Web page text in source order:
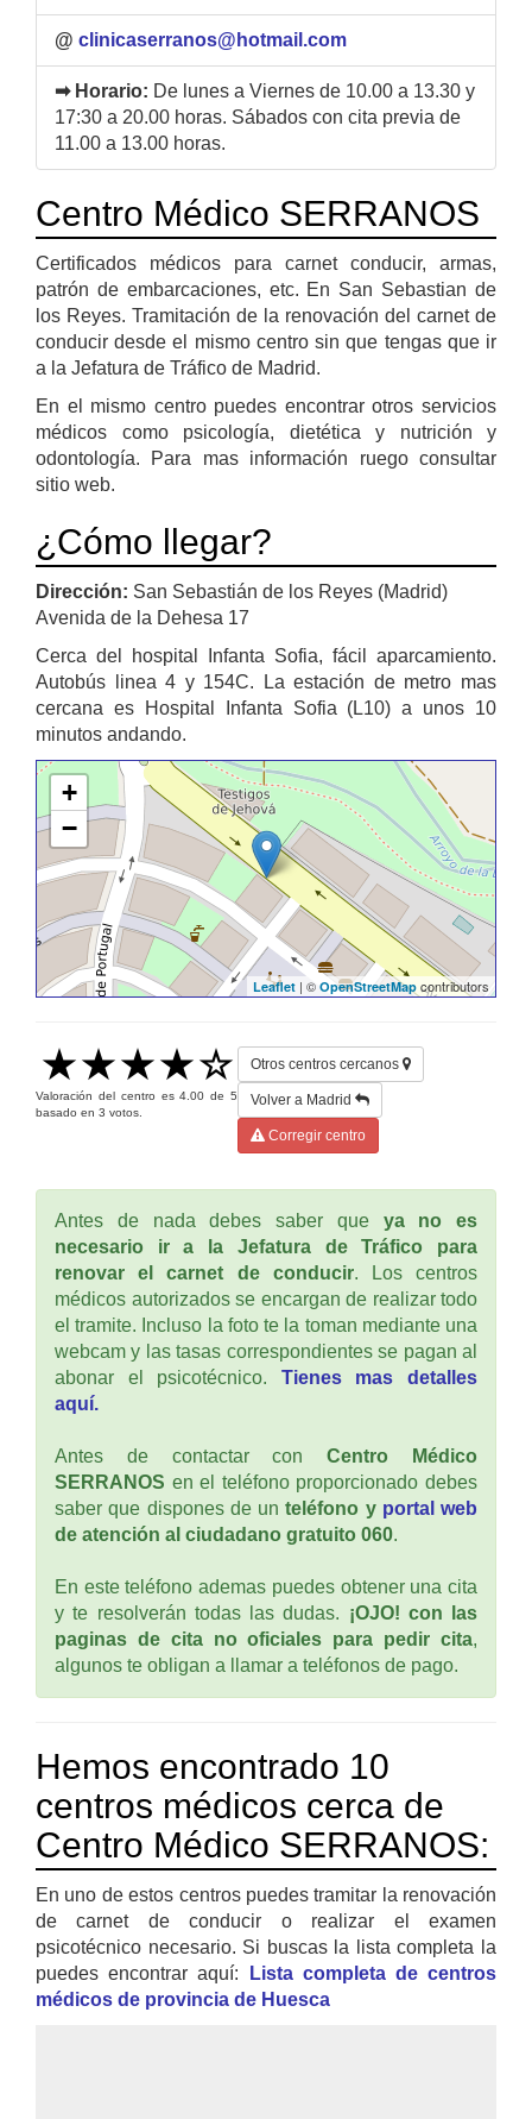
@ clinicaserranos@hotmail.com
➡ Horario: De lunes a Viernes de 10.00 a 13.30 y
17:30 a 20.00 horas. Sábados con cita previa de
11.00 a 13.00 horas.
Centro Médico SERRANOS
Certificados médicos para carnet conducir, armas,
patrón de embarcaciones, etc. En San Sebastian de
los Reyes. Tramitación de la renovación del carnet de
conducir desde el mismo centro sin que tengas que ir
a la Jefatura de Tráfico de Madrid.
En el mismo centro puedes encontrar otros servicios
médicos como psicología, dietética y nutrición y
odontología. Para mas información ruego consultar
sitio web.
¿Cómo llegar?
Dirección: San Sebastián de los Reyes (Madrid)
Avenida de la Dehesa 17
Cerca del hospital Infanta Sofia, fácil aparcamiento.
Autobús linea 4 y 154C. La estación de metro mas
cercana es Hospital Infanta Sofia (L10) a unos 10
minutos andando.
+
−
Leaflet | © OpenStreetMap contributors
Valoración del centro es4.00 de5
basado en 3 votos.
Otros centros cercanos
Volver a Madrid
Corregir centro
Antes de nada debes saber que ya no es
necesario ir a la Jefatura de Tráfico para
renovar el carnet de conducir. Los centros
médicos autorizados se encargan de realizar todo
el tramite. Incluso la foto te la toman mediante una
webcam y las tasas correspondientes se pagan al
abonar el psicotécnico. Tienes mas detalles
aquí.
Antes de contactar conCentro Médico
SERRANOS en el teléfono proporcionado debes
saber que dispones de unteléfono y portal web
de atención al ciudadano gratuito 060.
En este teléfono ademas puedes obtener una cita
y te resolverán todas las dudas. ¡OJO! con las
paginas de cita no oficiales para pedir cita,
algunos te obligan a llamar a teléfonos de pago.
Hemos encontrado 10
centros médicos cerca de
Centro Médico SERRANOS:
En uno de estos centros puedes tramitar la renovación
de carnet de conducir o realizar el examen
psicotécnico necesario. Si buscas la lista completa la
puedes encontrar aquí:
Lista completa de centros
médicos de provincia de Huesca